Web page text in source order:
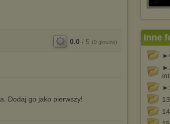
0.0 / 5 (0 głosów)
Dodaj go jako pierwszy!
Inne